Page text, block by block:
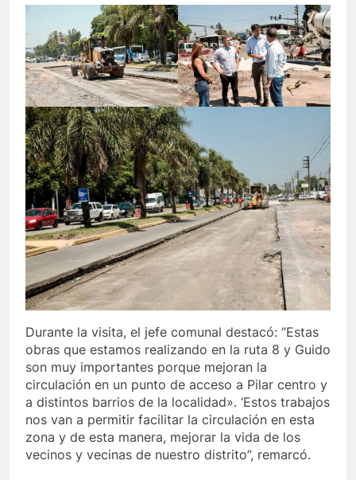
Durante la visita, el jefe comunal destacó: “Estas
obras que estamos realizando en la ruta 8 y Guido
son muy importantes porque mejoran la
circulación en un punto de acceso a Pilar centro y
a distintos barrios de la localidad». ‘Estos trabajos
nos van a permitir facilitar la circulación en esta
zona y de esta manera, mejorar la vida de los
vecinos y vecinas de nuestro distrito”, remarcó.